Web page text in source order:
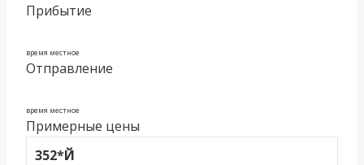
Прибытие
время местное
Отправление
время местное
Примерные цены
352*Й